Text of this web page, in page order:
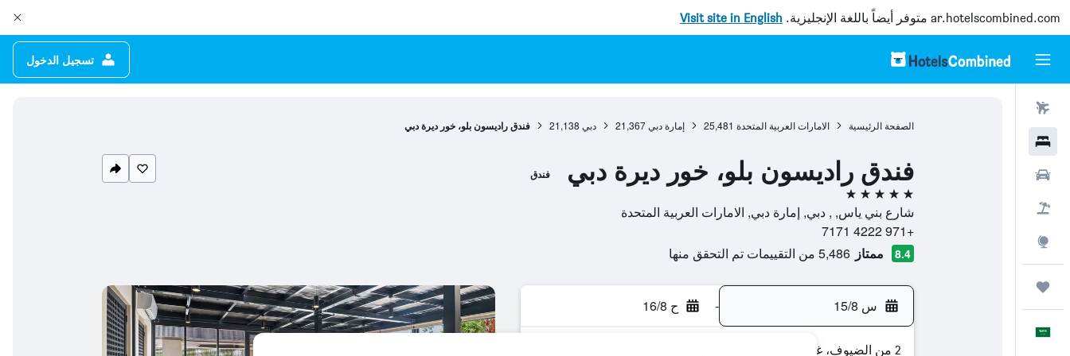
ar.hotelscombined.com متوفر أيضاً باللغة الإنجليزية. Visit site in English
تسجيل الدخول
الصفحة الرئيسية الامارات العربية المتحدة 25,481 إمارة دبي 21,367 دبي 21,138 فندق راديسون بلو، خور ديرة دبي
فندق راديسون بلو، خور ديرة دبي فندق
5 نجوم
شارع بني ياس, , دبي, إمارة دبي, الامارات العربية المتحدة
+971 4222 7171
8.4 ممتاز 5,486 من التقييمات تم التحقق منها
س 15/8 - ح 16/8
2 من الضيوف، غرفة واحدة